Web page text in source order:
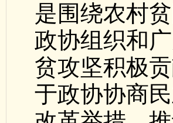
是围绕农村
政协组织和
贫攻坚积极
于政协协商